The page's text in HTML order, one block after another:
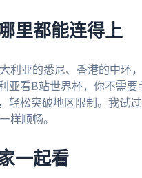
里都能连得上
利亚的悉尼、香港的中环
亚看B站世界杯，你不需
轻松突破地区限制。我试
样顺畅。
一起看